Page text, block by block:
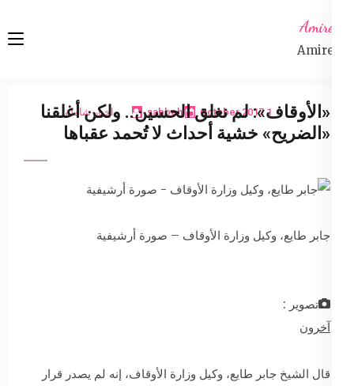
content
Enter)
Amireta
Amireta
1 October 2017
sabbeh اخبار شاملة
«الأوقاف»: لم نغلق الحسين.. ولكن أغلقنا
«الضريح» خشية أحداث لا تُحمد عقباها
جابر طايع، وكيل وزارة الأوقاف – صورة أرشيفية
تصوير :
آخرون
قال الشيخ جابر طايع، وكيل وزارة الأوقاف، إنه لم يصدر قرار